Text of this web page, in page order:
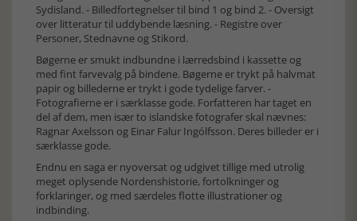
Sydisland. - Billedfortegnelser til bind 1 og bind 2. - Oversigt
over litteratur til uddybende læsning. - Registre over
Personer, Stednavne og Stikord.
Bøgerne er smukt indbundne i lærredsbind i kassette og
med fint farvevalg på bindene. Bøgerne er trykt på halvmat
papir og billederne er trykt i gode tydelige farver. -
Fotografierne er i særklasse gode. Forfatteren har taget en
del af dem, men især to islandske fotografer skal nævnes:
Ragnar Axelsson og Einar Falur Ingólfsson. Deres billeder er i
særklasse gode.
Endnu en saga er nyoversat og udgivet tillige med utrolig
meget oplysende Nordenshistorie, fortolkninger og
forklaringer, og med særdeles flotte illustrationer og
indbinding.